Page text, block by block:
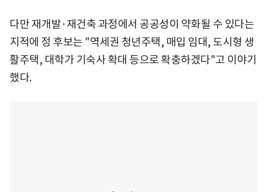
다만 재개발·재건축 과정에서 공공성이 약화될 수 있다는
지적에 정 후보는 "역세권 청년주택, 매입 임대, 도시형 생
활주택, 대학가 기숙사 확대 등으로 확충하겠다"고 이야기
했다.